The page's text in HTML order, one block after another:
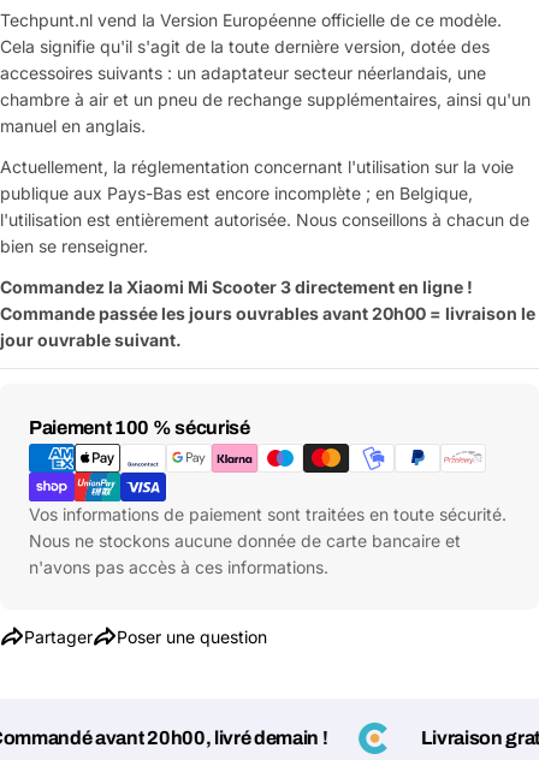
Techpunt.nl vend la Version Européenne officielle de ce modèle.
Cela signifie qu'il s'agit de la toute dernière version, dotée des
accessoires suivants : un adaptateur secteur néerlandais, une
chambre à air et un pneu de rechange supplémentaires, ainsi qu'un
manuel en anglais.
Actuellement, la réglementation concernant l'utilisation sur la voie
publique aux Pays-Bas est encore incomplète ; en Belgique,
l'utilisation est entièrement autorisée. Nous conseillons à chacun de
bien se renseigner.
Commandez la Xiaomi Mi Scooter 3 directement en ligne !
Commande passée les jours ouvrables avant 20h00 = livraison le
jour ouvrable suivant.
Paiement 100 % sécurisé
Moyens
de
paiement
Vos informations de paiement sont traitées en toute sécurité.
Nous ne stockons aucune donnée de carte bancaire et
n'avons pas accès à ces informations.
Partager
Partager ce produit
Poser une question
nom
Votre
email
Votre
téléphone
message
avant 20h00, livré demain ! Livraison